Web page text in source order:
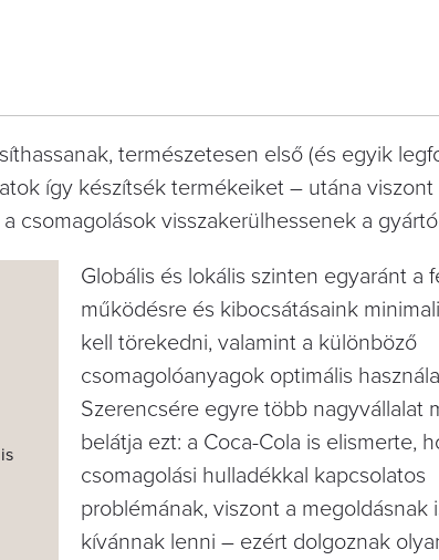
természetesen első (és egyik
így készítsék termékeiket – utána viszont
csomagolások visszakerülhessenek a
Globális és lokális szinten egyaránt a
működésre és kibocsátásaink
kell törekedni, valamint a különböző
csomagolóanyagok optimális
Szerencsére egyre több nagyvállalat
belátja ezt: a Coca-Cola is elismerte,
csomagolási hulladékkal kapcsolatos
problémának, viszont a megoldásnak
kívánnak lenni – ezért dolgoznak